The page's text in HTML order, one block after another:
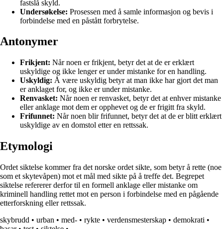
fastslå skyld.
Undersøkelse: Prosessen med å samle informasjon og bevis i
forbindelse med en påstått forbrytelse.
Antonymer
Frikjent: Når noen er frikjent, betyr det at de er erklært
uskyldige og ikke lenger er under mistanke for en handling.
Uskyldig: Å være uskyldig betyr at man ikke har gjort det man
er anklaget for, og ikke er under mistanke.
Renvasket: Når noen er renvasket, betyr det at enhver mistanke
eller anklage mot dem er opphevet og de er frigitt fra skyld.
Frifunnet: Når noen blir frifunnet, betyr det at de er blitt erklært
uskyldige av en domstol etter en rettssak.
Etymologi
Ordet siktelse kommer fra det norske ordet sikte, som betyr å rette (noe
som et skytevåpen) mot et mål med sikte på å treffe det. Begrepet
siktelse refererer derfor til en formell anklage eller mistanke om
kriminell handling rettet mot en person i forbindelse med en pågående
etterforskning eller rettssak.
skybrudd • urban • med- • rykte • verdensmesterskap • demokrati •